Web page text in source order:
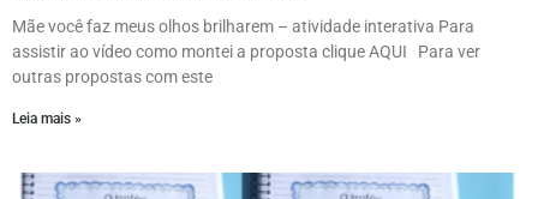
Mãe você faz meus olhos brilharem – atividade interativa Para
assistir ao vídeo como montei a proposta clique AQUI Para ver
outras propostas com este
Leia mais »